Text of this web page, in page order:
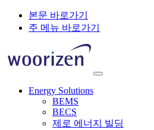
본문 바로가기
주 메뉴 바로가기
Energy Solutions
BEMS
BECS
제로 에너지 빌딩